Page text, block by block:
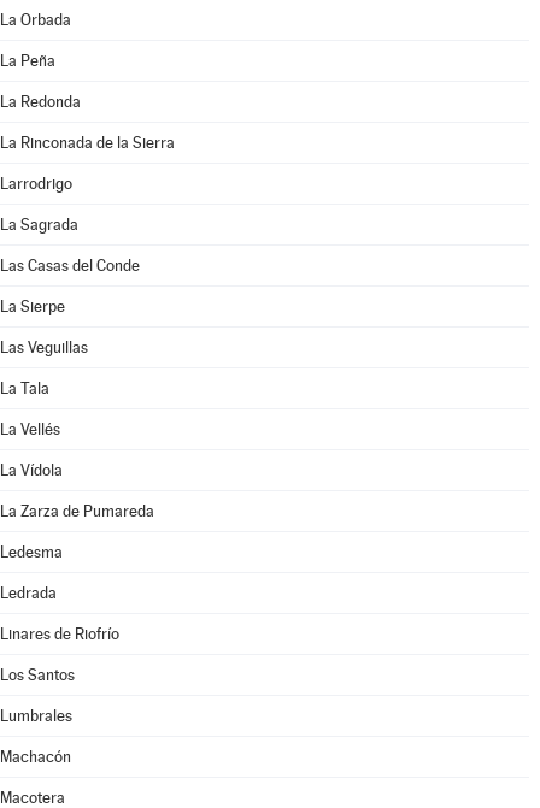
La Orbada
La Peña
La Redonda
La Rinconada de la Sierra
Larrodrigo
La Sagrada
Las Casas del Conde
La Sierpe
Las Veguillas
La Tala
La Vellés
La Vídola
La Zarza de Pumareda
Ledesma
Ledrada
Linares de Riofrío
Los Santos
Lumbrales
Machacón
Macotera